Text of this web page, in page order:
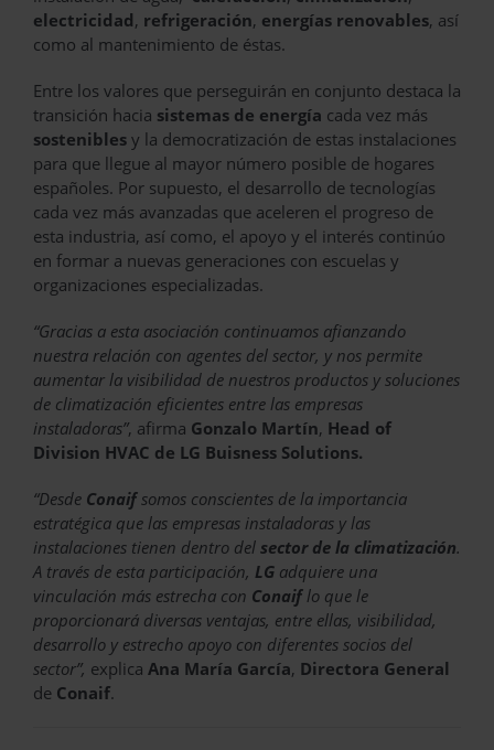
electricidad, refrigeración, energías renovables, así
como al mantenimiento de éstas.
Entre los valores que perseguirán en conjunto destaca la
transición hacia sistemas de energía cada vez más
sostenibles y la democratización de estas instalaciones
para que llegue al mayor número posible de hogares
españoles. Por supuesto, el desarrollo de tecnologías
cada vez más avanzadas que aceleren el progreso de
esta industria, así como, el apoyo y el interés continúo
en formar a nuevas generaciones con escuelas y
organizaciones especializadas.
“Gracias a esta asociación continuamos afianzando
nuestra relación con agentes del sector, y nos permite
aumentar la visibilidad de nuestros productos y soluciones
de climatización eficientes entre las empresas
instaladoras”, afirma Gonzalo Martín, Head of
Division HVAC de LG Buisness Solutions.
“Desde Conaifsomos conscientes de la importancia
estratégica que las empresas instaladoras y las
instalaciones tienen dentro del sector de la climatización.
A través de esta participación, LG adquiere una
vinculación más estrecha con Conaiflo que le
proporcionará diversas ventajas, entre ellas, visibilidad,
desarrollo y estrecho apoyo con diferentes socios del
sector”, explica Ana María García, Directora General
de Conaif.